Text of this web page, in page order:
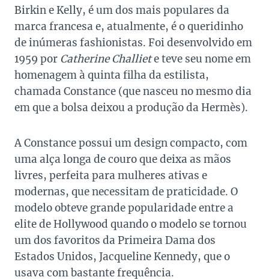
Birkin e Kelly, é um dos mais populares da
marca francesa e, atualmente, é o queridinho
de inúmeras fashionistas. Foi desenvolvido em
1959 por Catherine Challiete teve seu nome em
homenagem à quinta filha da estilista,
chamada Constance (que nasceu no mesmo dia
em que a bolsa deixou a produção da Hermès).
A Constance possui um design compacto, com
uma alça longa de couro que deixa as mãos
livres, perfeita para mulheres ativas e
modernas, que necessitam de praticidade. O
modelo obteve grande popularidade entre a
elite de Hollywood quando o modelo se tornou
um dos favoritos da Primeira Dama dos
Estados Unidos, Jacqueline Kennedy, que o
usava com bastante frequência.